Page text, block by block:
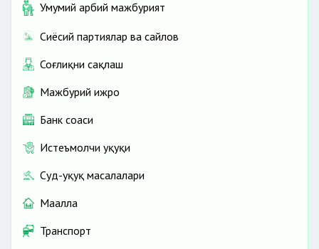
Умумий ҳарбий мажбурият
Сиёсий партиялар ва сайлов
Соғлиқни сақлаш
Мажбурий ижро
Банк соҳаси
Истеъмолчи ҳуқуқи
Суд-ҳуқуқ масалалари
Маҳалла
Транспорт